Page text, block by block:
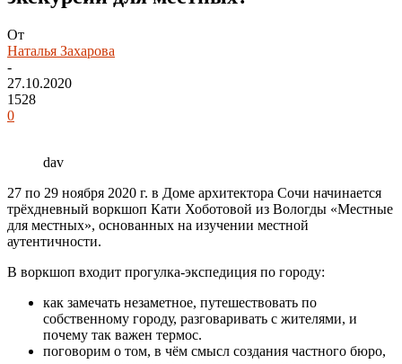
От
Наталья Захарова
-
27.10.2020
1528
0
dav
27 по 29 ноября 2020 г. в Доме архитектора Сочи начинается
трёхдневный воркшоп Кати Хоботовой из Вологды «Местные
для местных», основанных на изучении местной
аутентичности.
В воркшоп входит прогулка-экспедиция по городу:
как замечать незаметное, путешествовать по
собственному городу, разговаривать с жителями, и
почему так важен термос.
поговорим о том, в чём смысл создания частного бюро,